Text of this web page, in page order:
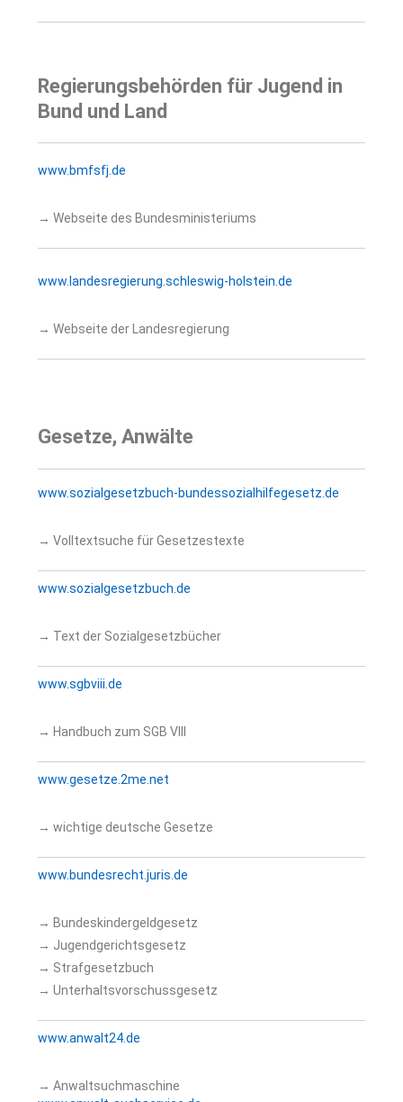
Regierungsbehörden für Jugend in
Bund und Land
www.bmfsfj.de
→ Webseite des Bundesministeriums
www.landesregierung.schleswig-holstein.de
→ Webseite der Landesregierung
Gesetze, Anwälte
www.sozialgesetzbuch-bundessozialhilfegesetz.de
→ Volltextsuche für Gesetzestexte
www.sozialgesetzbuch.de
→ Text der Sozialgesetzbücher
www.sgbviii.de
→ Handbuch zum SGB VIII
www.gesetze.2me.net
→ wichtige deutsche Gesetze
www.bundesrecht.juris.de
→ Bundeskindergeldgesetz
→ Jugendgerichtsgesetz
→ Strafgesetzbuch
→ Unterhaltsvorschussgesetz
www.anwalt24.de
→ Anwaltsuchmaschine